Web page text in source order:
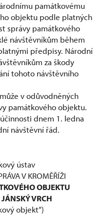
památkovému
objektu podle platných
správy památkového
návštěvníkům během
předpisy. Národní
za škody
tohoto návštěvního
v odůvodněných
památkového objektu.
dnem 1. ledna
návštěvní řád.
ústav
V KROMĚŘÍŽI
OBJEKTU
VRCH
objekt“)